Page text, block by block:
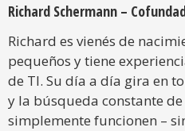
Richard Schermann –
Richard es vienés de
pequeños y tiene
de TI. Su día a día gira en
y la búsqueda constante
simplemente funcionen –